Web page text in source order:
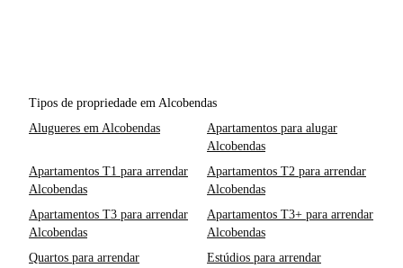
Tipos de propriedade em Alcobendas
Alugueres em Alcobendas
Apartamentos para alugar
Alcobendas
Apartamentos T1 para arrendar
Alcobendas
Apartamentos T2 para arrendar
Alcobendas
Apartamentos T3 para arrendar
Alcobendas
Apartamentos T3+ para arrendar
Alcobendas
Quartos para arrendar
Estúdios para arrendar